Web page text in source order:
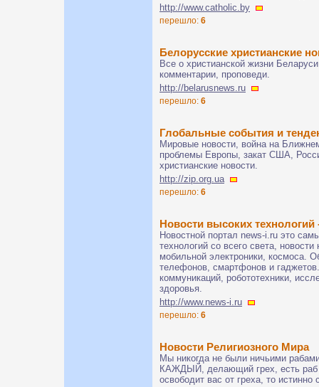
http://www.catholic.by
перешло: 6
Белорусские христианские
Все о христианской жизни
комментарии, проповеди.
http://belarusnews.ru
перешло: 6
Глобальные события и
Мировые новости, война на
проблемы Европы, закат США,
христианские новости.
http://zip.org.ua
перешло: 6
Новости высоких технологий
Новостной портал news-i.ru это
технологий со всего света,
мобильной электроники, космоса.
телефонов, смартфонов и
коммуникаций, робототехники,
здоровья.
http://www.news-i.ru
перешло: 6
Новости Религиозного Мира
Мы никогда не были ничьими
КАЖДЫЙ, делающий грех, есть раб
освободит вас от греха, то